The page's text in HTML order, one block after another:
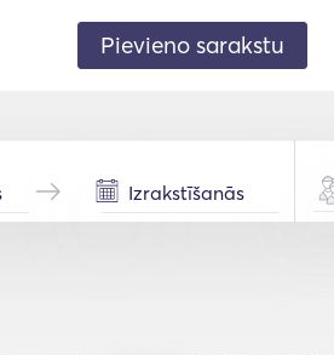
Pievieno sarakstu